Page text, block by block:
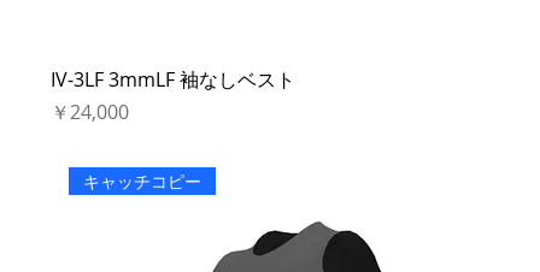
IV-3LF 3mmLF 袖なしベスト
価格
￥24,000
キャッチコピー